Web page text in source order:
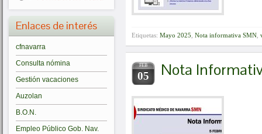
Enlaces de interés
cfnavarra
Consulta nómina
Gestión vacaciones
Auzolan
B.O.N.
Empleo Público Gob. Nav.
Etiquetas: Mayo 2025 Nota informativa SMN
FEB
05 Nota